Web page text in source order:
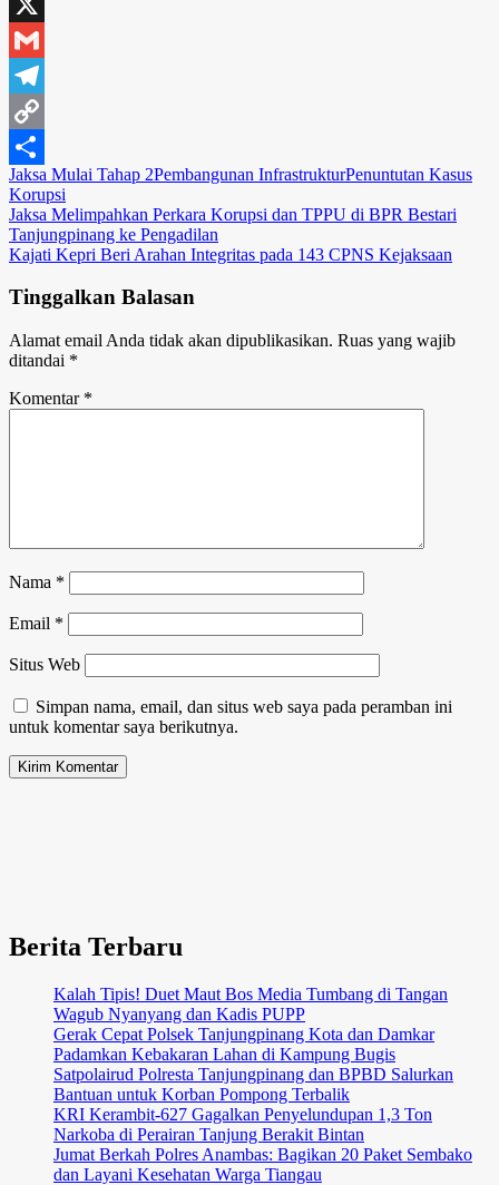
X
Gmail
Telegram
Copy
Link
Share
Jaksa Mulai Tahap 2Pembangunan InfrastrukturPenuntutan Kasus
Korupsi
Navigasi
pos
Jaksa Melimpahkan Perkara Korupsi dan TPPU di BPR Bestari
Tanjungpinang ke Pengadilan
Kajati Kepri Beri Arahan Integritas pada 143 CPNS Kejaksaan
Tinggalkan Balasan
Alamat email Anda tidak akan dipublikasikan. Ruas yang wajib
ditandai *
Komentar *
Nama *
Email *
Situs Web
Simpan nama, email, dan situs web saya pada peramban ini
untuk komentar saya berikutnya.
Berita Terbaru
Kalah Tipis! Duet Maut Bos Media Tumbang di Tangan
Wagub Nyanyang dan Kadis PUPP
Gerak Cepat Polsek Tanjungpinang Kota dan Damkar
Padamkan Kebakaran Lahan di Kampung Bugis
Satpolairud Polresta Tanjungpinang dan BPBD Salurkan
Bantuan untuk Korban Pompong Terbalik
KRI Kerambit-627 Gagalkan Penyelundupan 1,3 Ton
Narkoba di Perairan Tanjung Berakit Bintan
Jumat Berkah Polres Anambas: Bagikan 20 Paket Sembako
dan Layani Kesehatan Warga Tiangau